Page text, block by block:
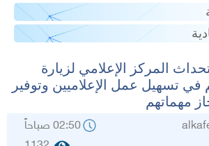
المركز الإعلامي لزيارة
في تسهيل عمل الإعلاميين وتوفير
مهماتهم
02:50 صباحاً